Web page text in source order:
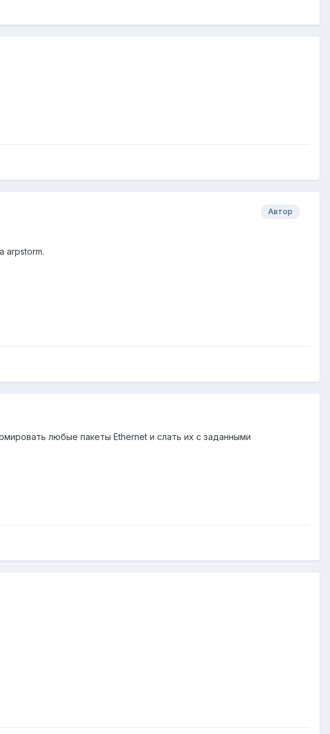
Автор
arpstorm.
любые пакеты Ethernet и слать их с заданными